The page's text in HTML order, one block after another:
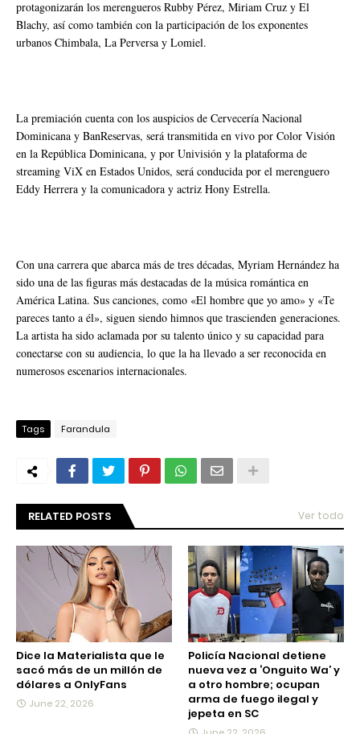
protagonizarán los merengueros Rubby Pérez, Miriam Cruz y El
Blachy, así como también con la participación de los exponentes
urbanos Chimbala, La Perversa y Lomiel.
La premiación cuenta con los auspicios de Cervecería Nacional
Dominicana y BanReservas, será transmitida en vivo por Color Visión
en la República Dominicana, y por Univisión y la plataforma de
streaming ViX en Estados Unidos, será conducida por el merenguero
Eddy Herrera y la comunicadora y actriz Hony Estrella.
Con una carrera que abarca más de tres décadas, Myriam Hernández ha
sido una de las figuras más destacadas de la música romántica en
América Latina. Sus canciones, como «El hombre que yo amo» y «Te
pareces tanto a él», siguen siendo himnos que trascienden generaciones.
La artista ha sido aclamada por su talento único y su capacidad para
conectarse con su audiencia, lo que la ha llevado a ser reconocida en
numerosos escenarios internacionales.
Tags Farandula
RELATED POSTS Ver todo
Dice la Materialista que le
sacó más de un millón de
dólares a OnlyFans
June 22, 2026
Policía Nacional detiene
nueva vez a ‘Onguito Wa’ y
a otro hombre; ocupan
arma de fuego ilegal y
jepeta en SC